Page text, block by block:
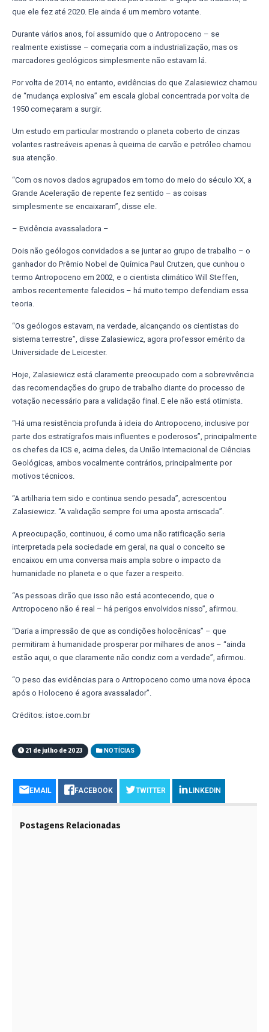
que ele fez até 2020. Ele ainda é um membro votante.
Durante vários anos, foi assumido que o Antropoceno – se
realmente existisse – começaria com a industrialização, mas os
marcadores geológicos simplesmente não estavam lá.
Por volta de 2014, no entanto, evidências do que Zalasiewicz chamou
de “mudança explosiva” em escala global concentrada por volta de
1950 começaram a surgir.
Um estudo em particular mostrando o planeta coberto de cinzas
volantes rastreáveis apenas à queima de carvão e petróleo chamou
sua atenção.
“Com os novos dados agrupados em torno do meio do século XX, a
Grande Aceleração de repente fez sentido – as coisas
simplesmente se encaixaram”, disse ele.
– Evidência avassaladora –
Dois não geólogos convidados a se juntar ao grupo de trabalho – o
ganhador do Prêmio Nobel de Química Paul Crutzen, que cunhou o
termo Antropoceno em 2002, e o cientista climático Will Steffen,
ambos recentemente falecidos – há muito tempo defendiam essa
teoria.
“Os geólogos estavam, na verdade, alcançando os cientistas do
sistema terrestre”, disse Zalasiewicz, agora professor emérito da
Universidade de Leicester.
Hoje, Zalasiewicz está claramente preocupado com a sobrevivência
das recomendações do grupo de trabalho diante do processo de
votação necessário para a validação final. E ele não está otimista.
“Há uma resistência profunda à ideia do Antropoceno, inclusive por
parte dos estratígrafos mais influentes e poderosos”, principalmente
os chefes da ICS e, acima deles, da União Internacional de Ciências
Geológicas, ambos vocalmente contrários, principalmente por
motivos técnicos.
“A artilharia tem sido e continua sendo pesada”, acrescentou
Zalasiewicz. “A validação sempre foi uma aposta arriscada”.
A preocupação, continuou, é como uma não ratificação seria
interpretada pela sociedade em geral, na qual o conceito se
encaixou em uma conversa mais ampla sobre o impacto da
humanidade no planeta e o que fazer a respeito.
“As pessoas dirão que isso não está acontecendo, que o
Antropoceno não é real – há perigos envolvidos nisso”, afirmou.
“Daria a impressão de que as condições holocênicas” – que
permitiram à humanidade prosperar por milhares de anos – “ainda
estão aqui, o que claramente não condiz com a verdade”, afirmou.
“O peso das evidências para o Antropoceno como uma nova época
após o Holoceno é agora avassalador”.
Créditos: istoe.com.br
21 de julho de 2023 NOTÍCIAS
EMAIL FACEBOOK TWITTER LINKEDIN
Postagens Relacionadas